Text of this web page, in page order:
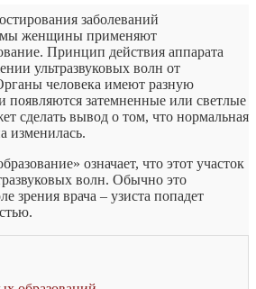
заболеваний
женщины применяют
Принцип действия аппарата
ультразвуковых волн от
человека имеют разную
появляются затемненные или светлые
сделать вывод о том, что нормальная
изменилась.
означает, что этот участок
волн. Обычно это
зрения врача – узиста попадет